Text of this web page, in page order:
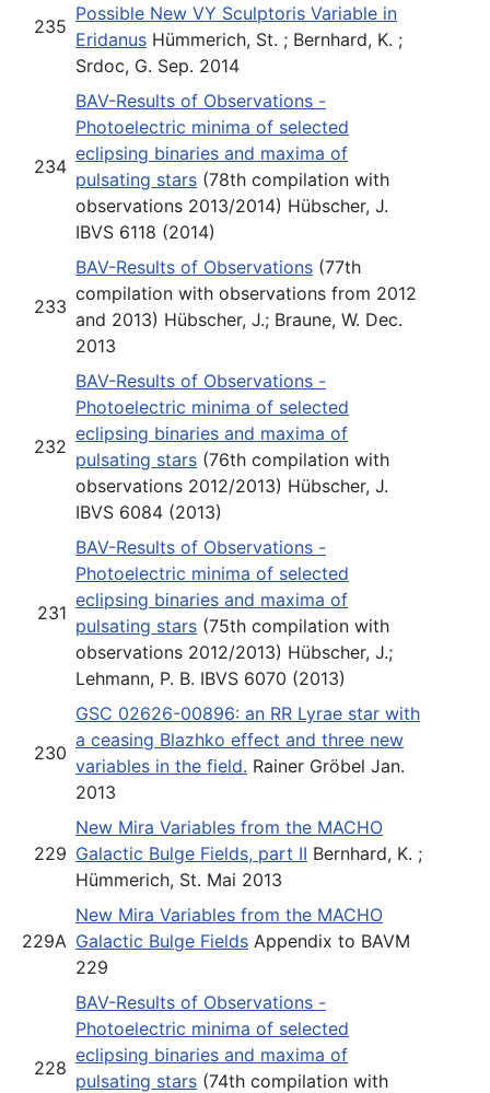
235
Possible New VY Sculptoris Variable in
Eridanus Hümmerich, St. ; Bernhard, K. ;
Srdoc, G. Sep. 2014
234
BAV-Results of Observations -
Photoelectric minima of selected
eclipsing binaries and maxima of
pulsating stars (78th compilation with
observations 2013/2014) Hübscher, J.
IBVS 6118 (2014)
233
BAV-Results of Observations (77th
compilation with observations from 2012
and 2013) Hübscher, J.; Braune, W. Dec.
2013
232
BAV-Results of Observations -
Photoelectric minima of selected
eclipsing binaries and maxima of
pulsating stars (76th compilation with
observations 2012/2013) Hübscher, J.
IBVS 6084 (2013)
231
BAV-Results of Observations -
Photoelectric minima of selected
eclipsing binaries and maxima of
pulsating stars (75th compilation with
observations 2012/2013) Hübscher, J.;
Lehmann, P. B. IBVS 6070 (2013)
230
GSC 02626-00896: an RR Lyrae star with
a ceasing Blazhko effect and three new
variables in the field. Rainer Gröbel Jan.
2013
229
New Mira Variables from the MACHO
Galactic Bulge Fields, part II Bernhard, K. ;
Hümmerich, St. Mai 2013
229A
New Mira Variables from the MACHO
Galactic Bulge Fields Appendix to BAVM
229
228
BAV-Results of Observations -
Photoelectric minima of selected
eclipsing binaries and maxima of
pulsating stars (74th compilation with